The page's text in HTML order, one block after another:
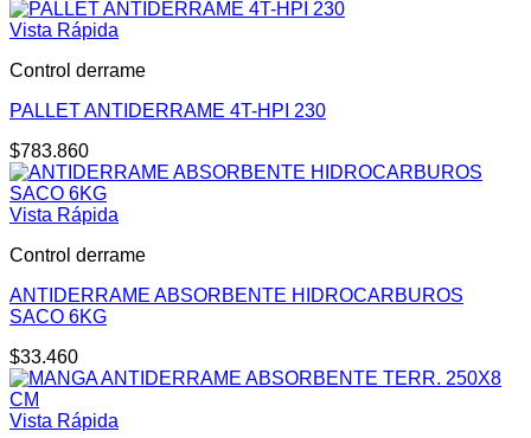
Vista Rápida
Control derrame
PALLET ANTIDERRAME 4T-HPI 230
$783.860
Vista Rápida
Control derrame
ANTIDERRAME ABSORBENTE HIDROCARBUROS
SACO 6KG
$33.460
Vista Rápida